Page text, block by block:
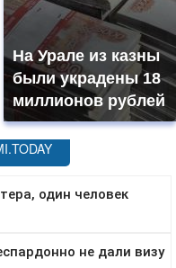
На Урале из казны
были украдены 18
миллионов рублей